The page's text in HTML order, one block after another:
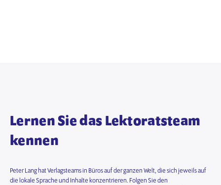
Lernen Sie das Lektoratsteam
kennen
Peter Lang hat Verlagsteams in Büros auf der ganzen Welt, die sich jeweils auf
die lokale Sprache und Inhalte konzentrieren. Folgen Sie den